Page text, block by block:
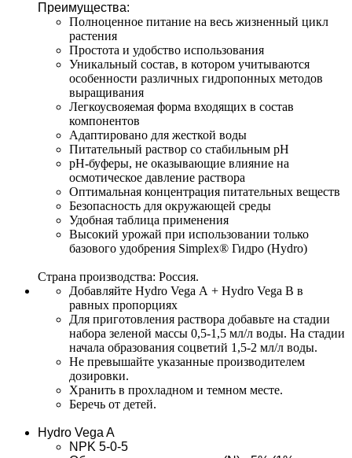
Преимущества:
Полноценное питание на весь жизненный цикл
растения
Простота и удобство использования
Уникальный состав, в котором учитываются
особенности различных гидропонных методов
выращивания
Легкоусвояемая форма входящих в состав
компонентов
Адаптировано для жесткой воды
Питательный раствор со стабильным рН
рН-буферы, не оказывающие влияние на
осмотическое давление раствора
Оптимальная концентрация питательных веществ
Безопасность для окружающей среды
Удобная таблица применения
Высокий урожай при использовании только
базового удобрения Simplex® Гидро (Hydro)
Страна производства: Россия.
Добавляйте Hydro Vega А + Hydro Vega В в
равных пропорциях
Для приготовления раствора добавьте на стадии
набора зеленой массы 0,5-1,5 мл/л воды. На стадии
начала образования соцветий 1,5-2 мл/л воды.
Не превышайте указанные производителем
дозировки.
Хранить в прохладном и темном месте.
Беречь от детей.
Hydro Vega A
NPK 5-0-5